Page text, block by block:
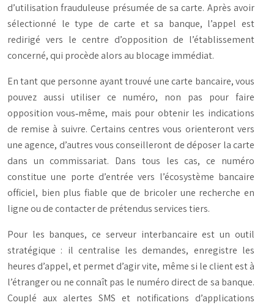
d’utilisation frauduleuse présumée de sa carte. Après avoir
sélectionné le type de carte et sa banque, l’appel est
redirigé vers le centre d’opposition de l’établissement
concerné, qui procède alors au blocage immédiat.
En tant que personne ayant trouvé une carte bancaire, vous
pouvez aussi utiliser ce numéro, non pas pour faire
opposition vous‑même, mais pour obtenir les indications
de remise à suivre. Certains centres vous orienteront vers
une agence, d’autres vous conseilleront de déposer la carte
dans un commissariat. Dans tous les cas, ce numéro
constitue une porte d’entrée vers l’écosystème bancaire
officiel, bien plus fiable que de bricoler une recherche en
ligne ou de contacter de prétendus services tiers.
Pour les banques, ce serveur interbancaire est un outil
stratégique : il centralise les demandes, enregistre les
heures d’appel, et permet d’agir vite, même si le client est à
l’étranger ou ne connaît pas le numéro direct de sa banque.
Couplé aux alertes SMS et notifications d’applications